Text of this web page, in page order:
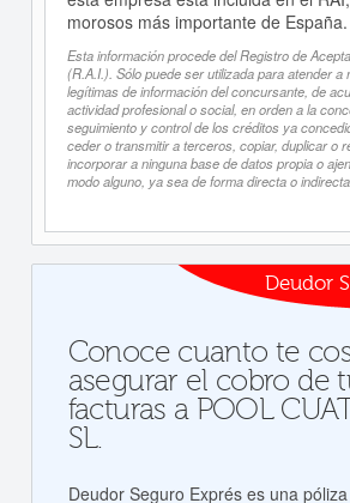
morosos más importante de España.
Esta información procede del Registro de
(R.A.I.). Sólo puede ser utilizada para atender a
legítimas de información del concursante, de
actividad profesional o social, en orden a la
seguimiento y control de los créditos ya
ceder o transmitir a terceros, copiar, duplicar o
incorporar a ninguna base de datos propia o
modo alguno, ya sea de forma directa o indirecta.
Deudor
Conoce cuanto te
asegurar el cobro de
facturas a POOL
SL.
Deudor Seguro Exprés es una